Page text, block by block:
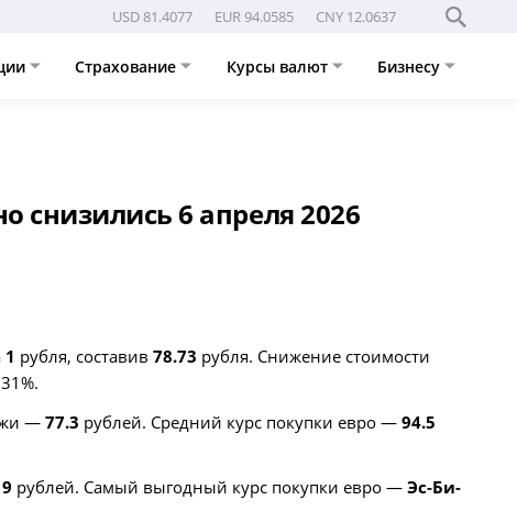
USD 81.4077 EUR 94.0585 CNY 12.0637
Страхование Курсы валют Бизнесу
снизились 6 апреля 2026
1 рубля, составив78.73 рубля. Снижение стоимости
—77.3 рублей. Средний курс покупки евро —94.5
рублей. Самый выгодный курс покупки евро —Эс-Би-